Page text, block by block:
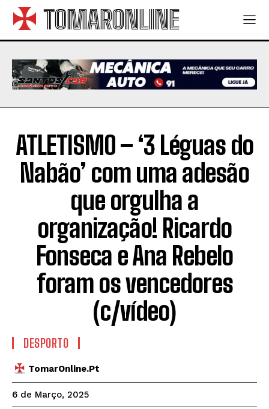
TOMARONLINE
ATLETISMO – ‘3 Léguas do
Nabão’ com uma adesão
que orgulha a
organização! Ricardo
Fonseca e Ana Rebelo
foram os vencedores
(c/vídeo)
DESPORTO
TomarOnline.pt
6 de Março, 2025